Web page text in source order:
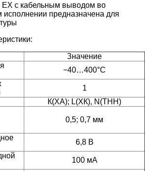
с кабельным выводом во
предназначена для
Значение
−40…400°C
1
К(ХА); L(ХК), N(ТНН)
0,5; 0,7 мм
6,8 В
100 мА